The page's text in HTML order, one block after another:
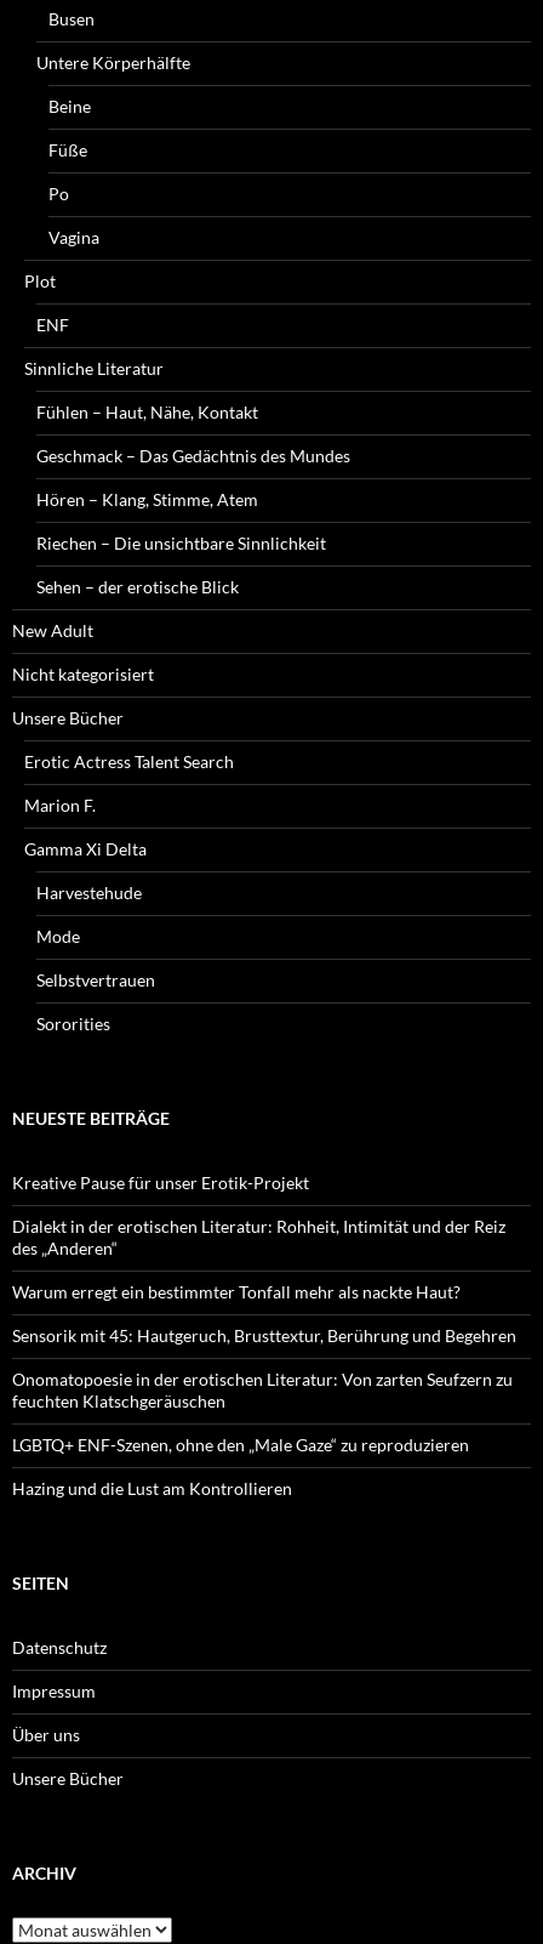
Busen
Untere Körperhälfte
Beine
Füße
Po
Vagina
Plot
ENF
Sinnliche Literatur
Fühlen – Haut, Nähe, Kontakt
Geschmack – Das Gedächtnis des Mundes
Hören – Klang, Stimme, Atem
Riechen – Die unsichtbare Sinnlichkeit
Sehen – der erotische Blick
New Adult
Nicht kategorisiert
Unsere Bücher
Erotic Actress Talent Search
Marion F.
Gamma Xi Delta
Harvestehude
Mode
Selbstvertrauen
Sororities
NEUESTE BEITRÄGE
Kreative Pause für unser Erotik-Projekt
Dialekt in der erotischen Literatur: Rohheit, Intimität und der Reiz
des „Anderen“
Warum erregt ein bestimmter Tonfall mehr als nackte Haut?
Sensorik mit 45: Hautgeruch, Brusttextur, Berührung und Begehren
Onomatopoesie in der erotischen Literatur: Von zarten Seufzern zu
feuchten Klatschgeräuschen
LGBTQ+ ENF-Szenen, ohne den „Male Gaze“ zu reproduzieren
Hazing und die Lust am Kontrollieren
SEITEN
Datenschutz
Impressum
Über uns
Unsere Bücher
ARCHIV
Archiv